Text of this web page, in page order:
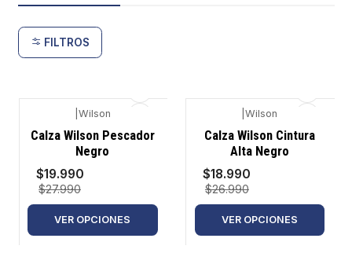
FILTROS
-29%
Wilson
Calza Wilson Pescador
Negro
$19.990
$27.990
VER OPCIONES
-30%
|Wilson
Calza Wilson Cintura
Alta Negro
$18.990
$26.990
VER OPCIONES